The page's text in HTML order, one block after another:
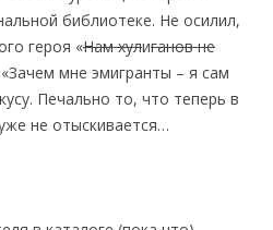
библиотеке. Не осилил,
героя «Нам хулиганов не
«Зачем мне эмигранты – я сам
Печально то, что теперь в
не отыскивается…